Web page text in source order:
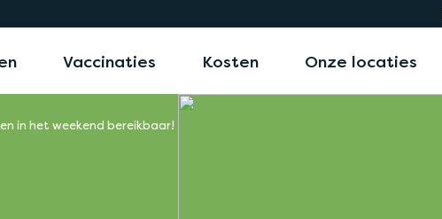
Vaccinaties Kosten Onze locaties
in het weekend bereikbaar!